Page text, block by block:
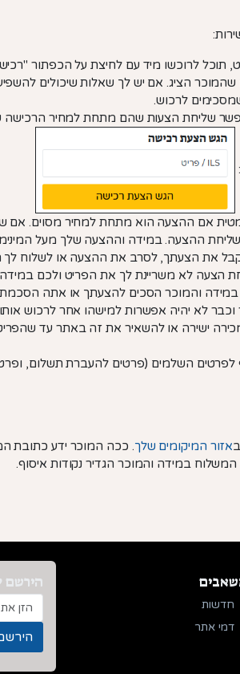
לרוכשו מיד עם לחיצת על הכפתור
הציג. אם יש לך שאלות שיכולים
לרכוש.
שליחת הצעות שהם מתחת למחיר
אם ההצעה הוא מתחת למחיר מסוים.
שליחת ההצעה. במידה וההצעה שלך מעל
את הצעתך, לסרב את ההצעה או לשלוח
הצעה לא משריינת לך את הפריט ולכם
במידה והמוכר הסכים להצעתך או אתה
לא יהיה אפשרות למישהו אחר לרכוש
ישירה או להשאיר את זה באתר עד
השלמים (פרטים להעברת תשלום,
אזור המיקומים שלך. ככה המוכר ידע כתובת
במידה והמוכר הגדיר נקודות איסוף.
חדשות
דמי אתר
הירשם